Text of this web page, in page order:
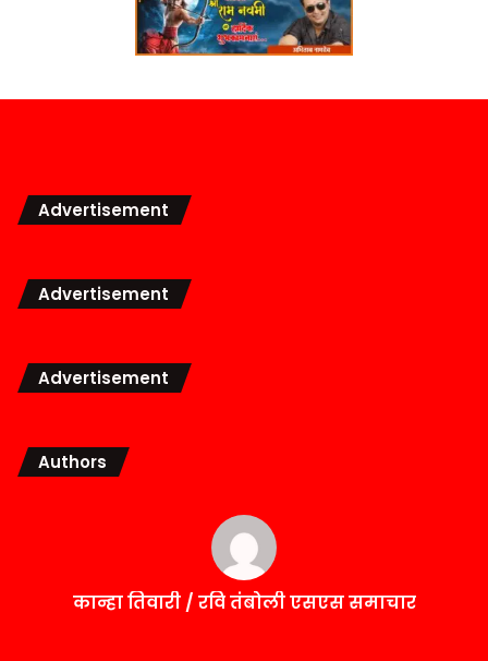
Advertisement
Advertisement
Advertisement
Authors
कान्हा तिवारी / रवि तंबोली एसएस समाचार